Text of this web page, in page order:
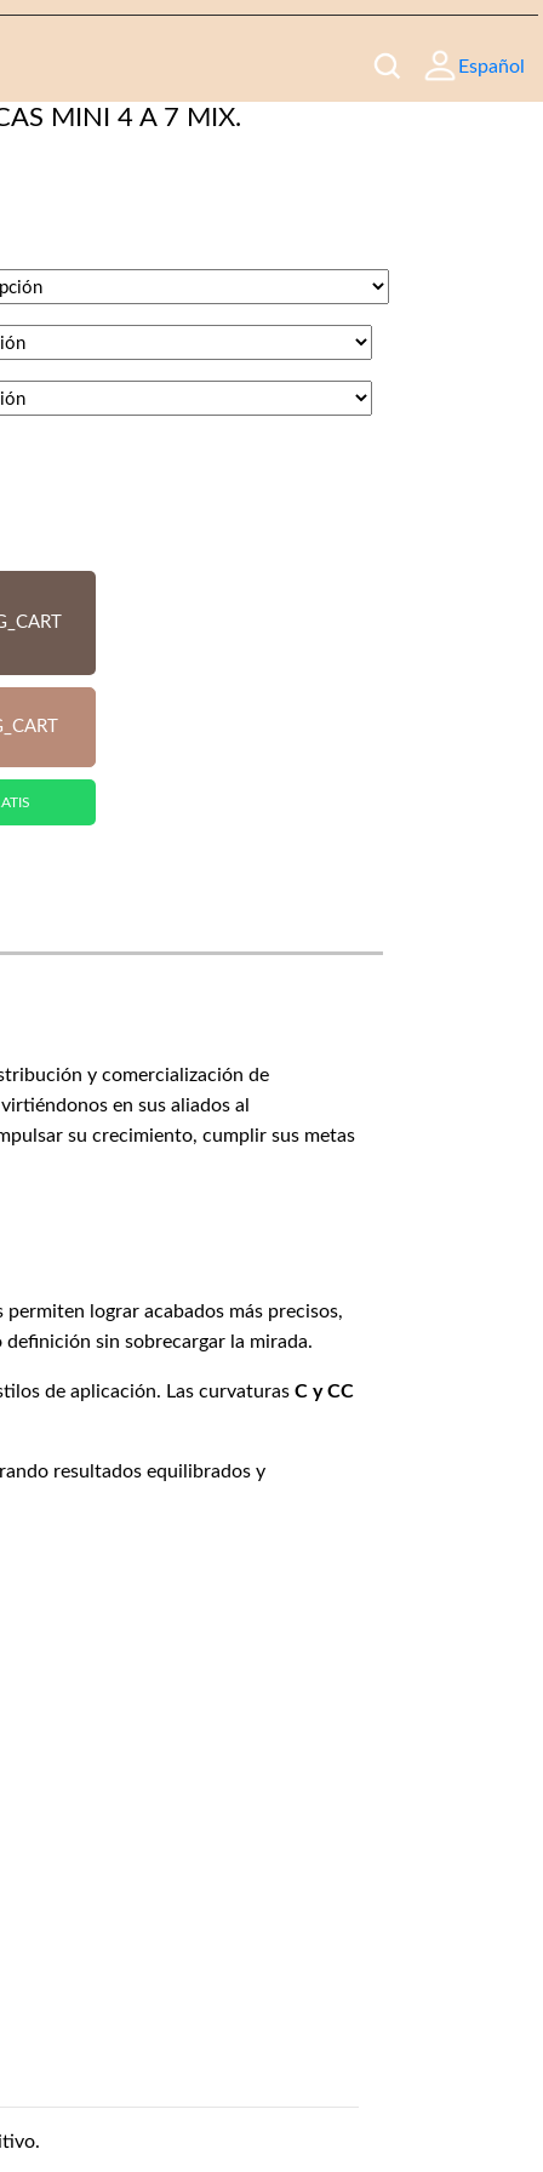
Español
MINI 4 A 7 MIX.
y comercialización de
en sus aliados al
su crecimiento, cumplir sus metas
lograr acabados más precisos,
sin sobrecargar la mirada.
de aplicación. Las curvaturas C y CC
resultados equilibrados y